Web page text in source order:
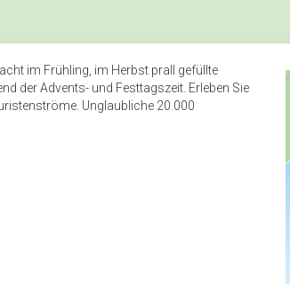
im Frühling, im Herbst prall gefüllte
der Advents- und Festtagszeit. Erleben Sie
Unglaubliche 20.000